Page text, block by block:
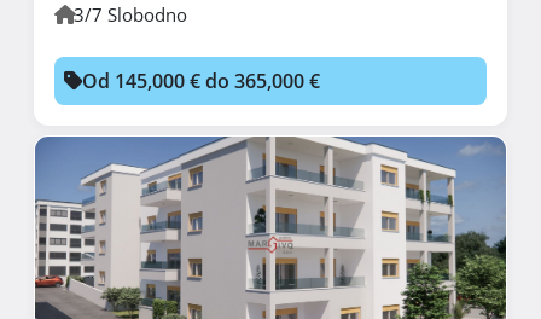
3/7 Slobodno
Od 145,000 € do 365,000 €